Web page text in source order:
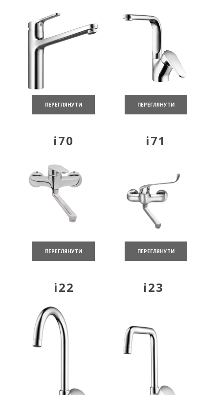
ПЕРЕГЛЯНУТИ ПЕРЕГЛЯНУТИ
i70
ПЕРЕГЛЯНУТИ
i71
ПЕРЕГЛЯНУТИ
i22 i23